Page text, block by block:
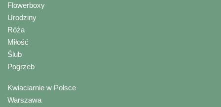
Flowerboxy
Urodziny
Róża
Miłość
Ślub
Pogrzeb
Kwiaciarnie w Polsce
Warszawa